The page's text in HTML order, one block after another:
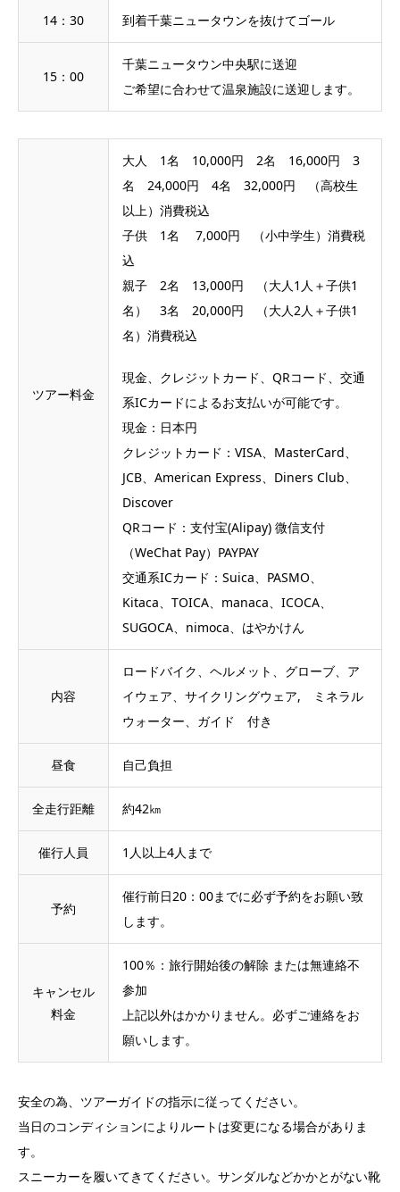
14：30 到着千葉ニュータウンを抜けてゴール
15：00
千葉ニュータウン中央駅に送迎
ご希望に合わせて温泉施設に送迎します。
ツアー料金
大人 1名 10,000円 2名 16,000円 3
名 24,000円 4名 32,000円 （高校生
以上）消費税込
子供 1名 7,000円 （小中学生）消費税
込
親子 2名 13,000円 （大人1人＋子供1
名） 3名 20,000円 （大人2人＋子供1
名）消費税込
現金、クレジットカード、QRコード、交通
系ICカードによるお支払いが可能です。
現金：日本円
クレジットカード：VISA、MasterCard、
JCB、American Express、Diners Club、
Discover
QRコード：支付宝(Alipay) 微信支付
（WeChat Pay）PAYPAY
交通系ICカード：Suica、PASMO、
Kitaca、TOICA、manaca、ICOCA、
SUGOCA、nimoca、はやかけん
内容
ロードバイク、ヘルメット、グローブ、ア
イウェア、サイクリングウェア, ミネラル
ウォーター、ガイド 付き
昼食 自己負担
全走行距離 約42㎞
催行人員 1人以上4人まで
予約
催行前日20：00までに必ず予約をお願い致
します。
キャンセル
料金
100％：旅行開始後の解除 または無連絡不
参加
上記以外はかかりません。必ずご連絡をお
願いします。
安全の為、ツアーガイドの指示に従ってください。
当日のコンディションによりルートは変更になる場合がありま
す。
スニーカーを履いてきてください。サンダルなどかかとがない靴